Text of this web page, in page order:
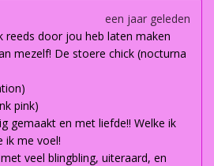
een jaar geleden
reeds door jou heb laten maken
mezelf! De stoere chick (nocturna
pink)
gemaakt en met liefde!! Welke ik
ik me voel!
veel blingbling, uiteraard, en